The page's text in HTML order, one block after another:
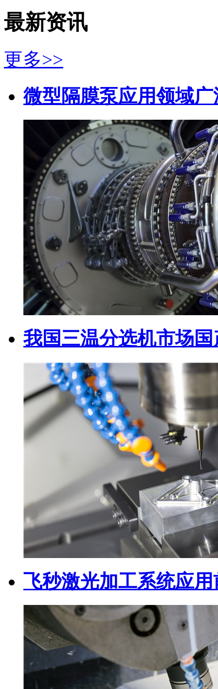
最新资讯
更多>>
微型隔膜泵应用领域
我国三温分选机市场
飞秒激光加工系统应